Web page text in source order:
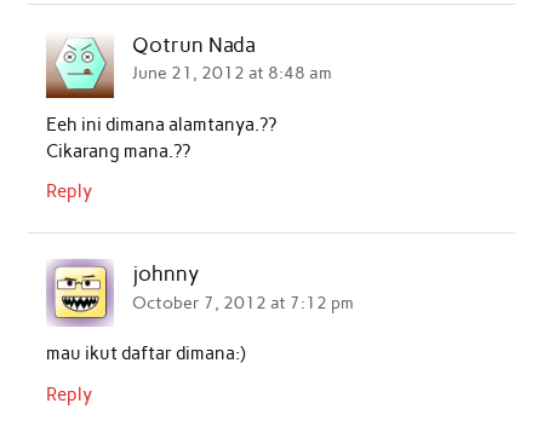
Qotrun Nada
June 21, 2012 at 8:48 am
Eeh ini dimana alamtanya.??
Cikarang mana.??
Reply
johnny
October 7, 2012 at 7:12 pm
mau ikut daftar dimana:)
Reply